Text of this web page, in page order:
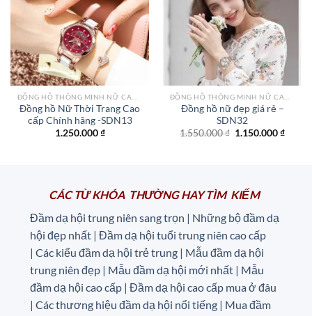
Add to
wishlist
ĐỒNG HỒ THÔNG MINH NỮ CAO CẤP NHẤT
Đồng hồ Nữ Thời Trang Cao
cấp Chính hãng -SDN13
1.250.000₫
ĐỒNG HỒ THÔNG MINH NỮ CAO CẤP NHẤT
Đồng hồ nữ đẹp giá rẻ –
SDN32
1.550.000₫ Giá
1.150.000₫Giá
CÁC TỪ KHÓA THƯỜNG HAY TÌM KIẾM
Đầm dạ hội trung niên sang trọn | Những bộ đầm dạ
hội đẹp nhất | Đầm dạ hội tuổi trung niên cao cấp
| Các kiểu đầm dạ hội trẻ trung | Mẫu đầm dạ hội
trung niên đẹp | Mẫu đầm dạ hội mới nhất | Mẫu
đầm dạ hội cao cấp | Đầm dạ hội cao cấp mua ở đâu
| Các thương hiệu đầm dạ hội nổi tiếng | Mua đầm